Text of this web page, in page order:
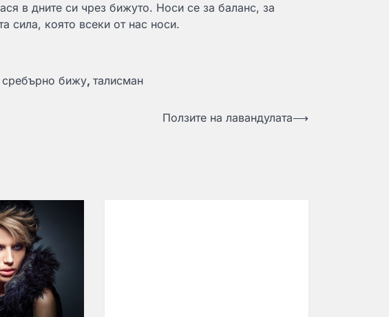
в дните си чрез бижуто. Носи се за баланс, за
сила, която всеки от нас носи.
сребърно бижу, талисман
Ползите на лавандулата⟶